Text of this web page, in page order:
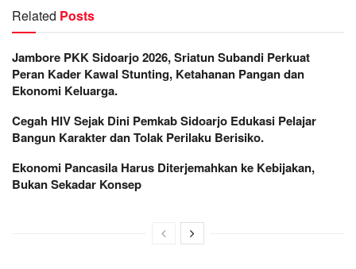
Related Posts
Jambore PKK Sidoarjo 2026, Sriatun Subandi Perkuat
Peran Kader Kawal Stunting, Ketahanan Pangan dan
Ekonomi Keluarga.
Cegah HIV Sejak Dini Pemkab Sidoarjo Edukasi Pelajar
Bangun Karakter dan Tolak Perilaku Berisiko.
Ekonomi Pancasila Harus Diterjemahkan ke Kebijakan,
Bukan Sekadar Konsep